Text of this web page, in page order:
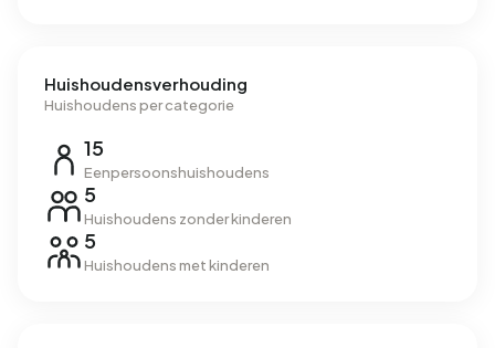
Huishoudensverhouding
Huishoudens per categorie
15
Eenpersoonshuishoudens
5
Huishoudens zonder kinderen
5
Huishoudens met kinderen